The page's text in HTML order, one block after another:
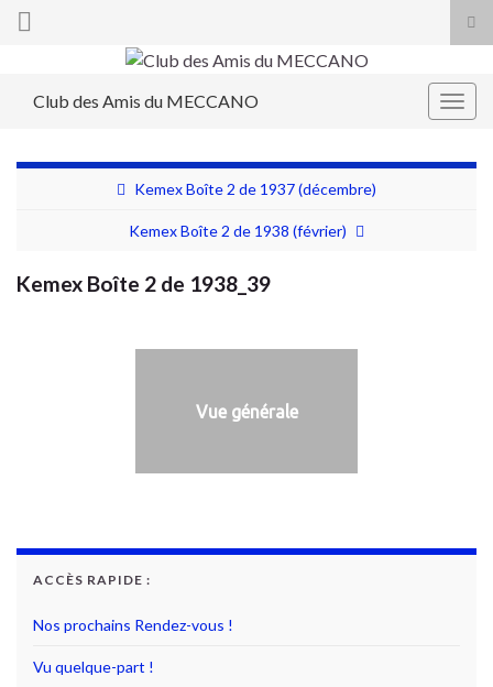
Search for:
Club des Amis du MECCANO
Kemex Boîte 2 de 1937 (décembre)
Kemex Boîte 2 de 1938 (février)
Kemex Boîte 2 de 1938_39
Vue générale
ACCÈS RAPIDE :
Nos prochains Rendez-vous !
Vu quelque-part !